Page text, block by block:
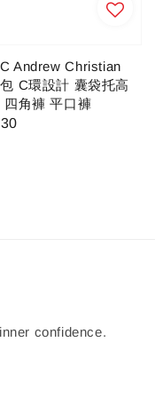
Andrew Christian
C環設計 囊袋托高
四角褲 平口褲
confidence.